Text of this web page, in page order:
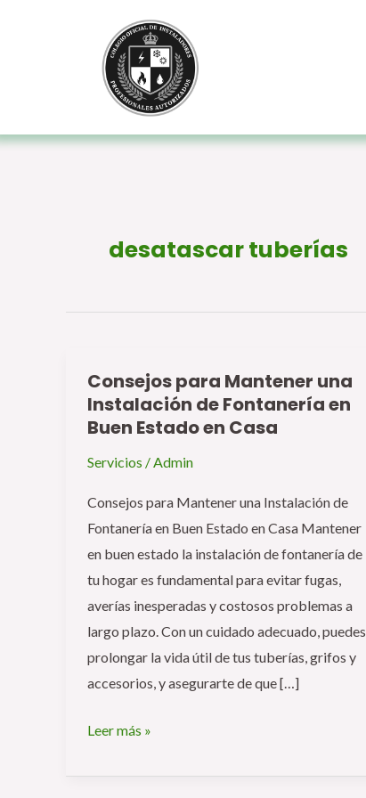
desatascar tuberías
Consejos para Mantener una
Instalación de Fontanería en
Buen Estado en Casa
Servicios /Admin
Consejos para Mantener una Instalación de
Fontanería en Buen Estado en Casa Mantener
en buen estado la instalación de fontanería de
tu hogar es fundamental para evitar fugas,
averías inesperadas y costosos problemas a
largo plazo. Con un cuidado adecuado, puedes
prolongar la vida útil de tus tuberías, grifos y
accesorios, y asegurarte de que […]
Consejos
para
Mantener
una
de
Fontanería
en
Buen
Estado
en
Casa
Leer más »